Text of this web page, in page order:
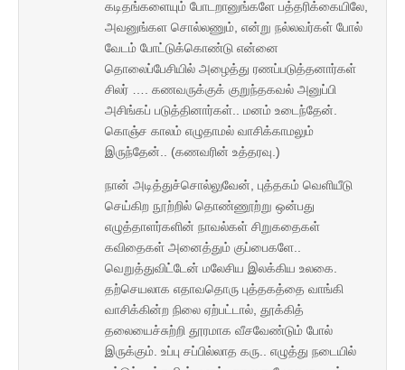
கடிதங்களையும் போடறானுங்களே பத்தரிக்கையிலே,
அவனுங்கள சொல்லணும், என்று நல்லவர்கள் போல்
வேடம் போட்டுக்கொண்டு என்னை
தொலைப்பேசியில் அழைத்து ரணப்படுத்தனார்கள்
சிலர் …. கணவருக்குக் குறுந்தகவல் அனுப்பி
அசிங்கப் படுத்தினார்கள்.. மனம் உடைந்தேன்.
கொஞ்ச காலம் எழுதாமல் வாசிக்காமலும்
இருந்தேன்.. (கணவரின் உத்தரவு.)
நான் அடித்துச்சொல்லுவேன், புத்தகம் வெளியீடு
செய்கிற நூற்றில் தொண்ணூற்று ஒன்பது
எழுத்தாளர்களின் நாவல்கள் சிறுகதைகள்
கவிதைகள் அனைத்தும் குப்பைகளே..
வெறுத்துவிட்டேன் மலேசிய இலக்கிய உலகை.
தற்செயலாக எதாவதொரு புத்தகத்தை வாங்கி
வாசிக்கின்ற நிலை ஏற்பட்டால், தூக்கித்
தலையைச்சுற்றி தூரமாக வீசவேண்டும் போல்
இருக்கும். உப்பு சப்பில்லாத கரு.. எழுத்து நடையில்